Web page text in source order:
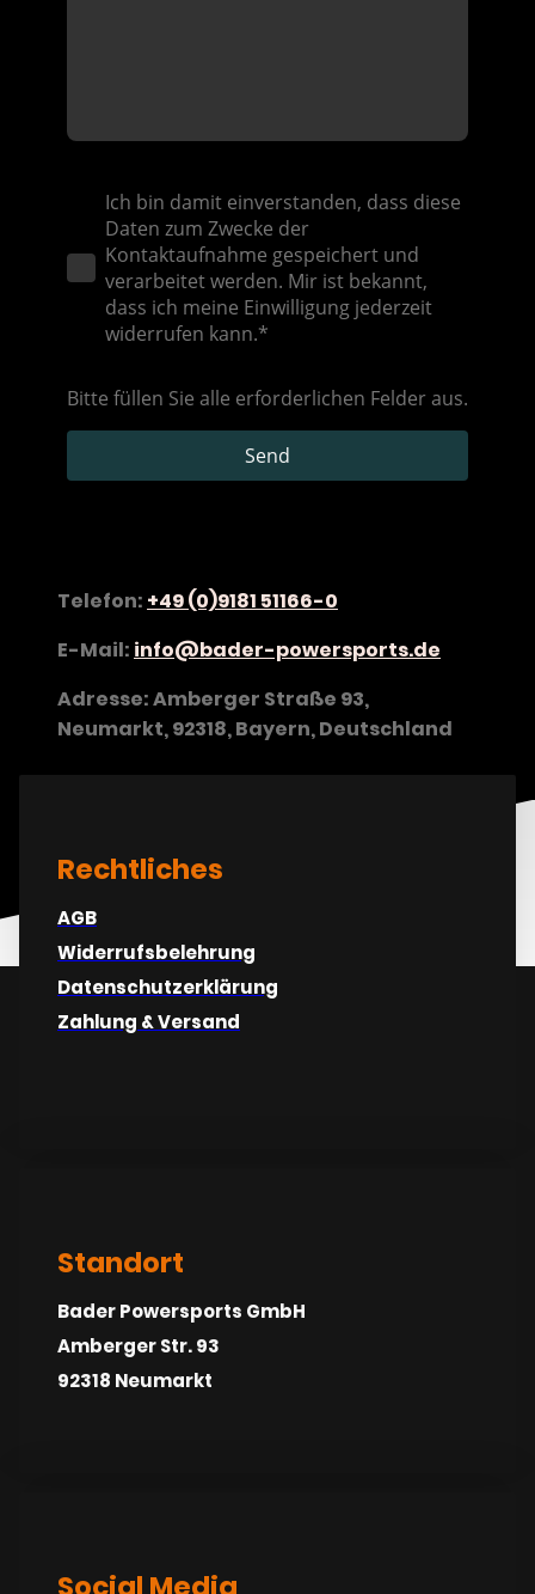
Ich bin damit einverstanden, dass diese
Daten zum Zwecke der
Kontaktaufnahme gespeichert und
verarbeitet werden. Mir ist bekannt,
dass ich meine Einwilligung jederzeit
widerrufen kann.*
Bitte füllen Sie alle erforderlichen Felder aus.
Send
Telefon: +49 (0)9181 51166-0
E-Mail: info@bader-powersports.de
Adresse: Amberger Straße 93,
Neumarkt, 92318, Bayern, Deutschland
Rechtliches
AGB
Widerrufsbelehrung
Datenschutzerklärung
Zahlung & Versand
Standort
Bader Powersports GmbH
Amberger Str. 93
92318 Neumarkt